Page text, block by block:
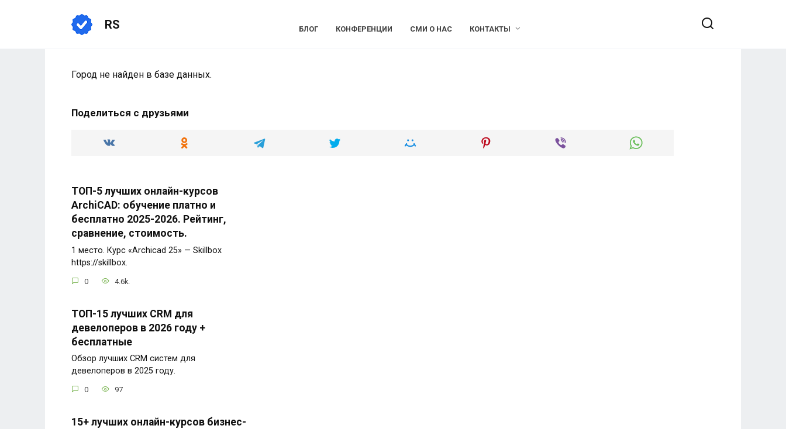
RS БЛОГ КОНФЕРЕНЦИИ СМИ О НАС КОНТАКТЫ
Город не найден в базе данных.
Поделиться с друзьями
ТОП-5 лучших онлайн-курсов
ArchiCAD: обучение платно и
бесплатно 2025-2026. Рейтинг,
сравнение, стоимость.
1 место. Курс «Archicad 25» — Skillbox
https://skillbox.
0 4.6k.
ТОП-15 лучших CRM для
девелоперов в 2026 году +
бесплатные
Обзор лучших CRM систем для
девелоперов в 2025 году.
0 97
15+ лучших онлайн-курсов бизнес-